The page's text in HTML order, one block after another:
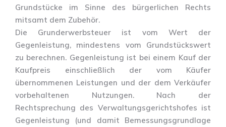
Grundstücke im Sinne des bürgerlichen Rechts
mitsamt dem Zubehör.
Die Grunderwerbsteuer ist vom Wert der
Gegenleistung, mindestens vom Grundstückswert
zu berechnen. Gegenleistung ist bei einem Kauf der
Kaufpreis einschließlich der vom Käufer
übernommenen Leistungen und der dem Verkäufer
vorbehaltenen Nutzungen. Nach der
Rechtsprechung des Verwaltungsgerichtshofes ist
Gegenleistung (und damit Bemessungsgrundlage